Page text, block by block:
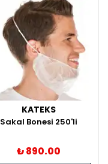
KATEKS
Sakal Bonesi 250'li
₺ 890.00